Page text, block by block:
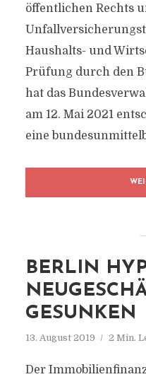
öffentlichen Rechts
Haushalts- und
Prüfung durch den
hat das
am 12. Mai 2021
eine
BERLIN
GESUNKEN
13. August 2019 2 Min.
Der